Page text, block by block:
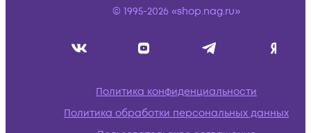
© 1995-2026 «shop.nag.ru»
Политика конфиденциальности
Политика обработки персональных данных